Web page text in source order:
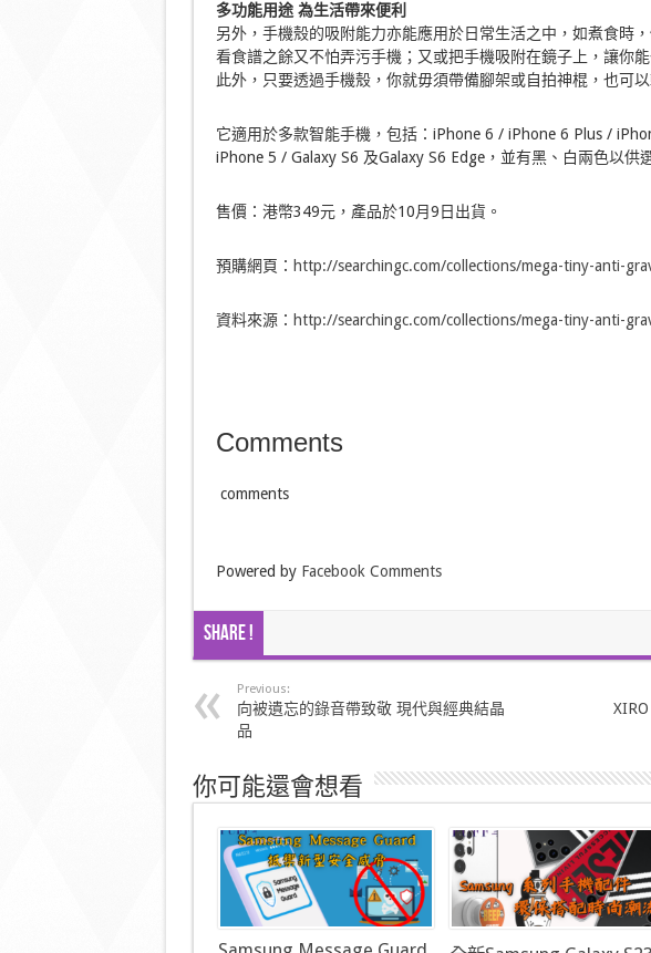
多功能用途 為生活帶來便利
另外，手機殼的吸附能力亦能應用於日常生活之中，如煮食時
看食譜之餘又不怕弄污手機；又或把手機吸附在鏡子上，讓你
此外，只要透過手機殼，你就毋須帶備腳架或自拍神棍，也可以
它適用於多款智能手機，包括：iPhone 6 / iPhone 6 Plus /
iPhone 5 / Galaxy S6 及Galaxy S6 Edge，並有黑、白兩色以供
售價：港幣349元，產品於10月9日出貨。
預購網頁： http://searchingc.com/collections/mega-tiny-anti-
資料來源： http://searchingc.com/collections/mega-tiny-anti-
Comments
comments
Powered by Facebook Comments
Share !
Previous:
向被遺忘的錄音帶致敬 現代與經典結晶
品
你可能還會想看